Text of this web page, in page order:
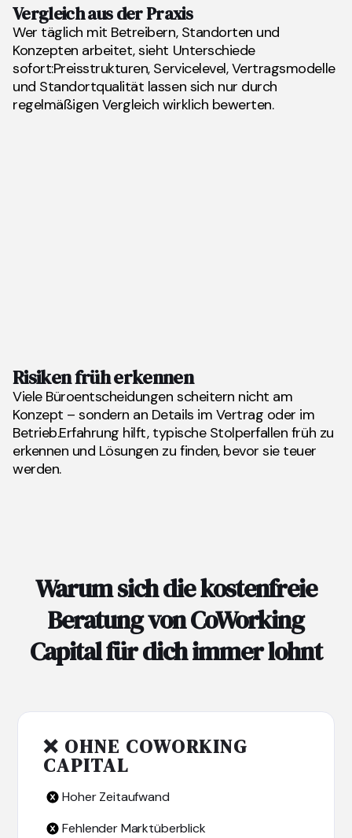
Vergleich aus der Praxis
Wer täglich mit Betreibern, Standorten und
Konzepten arbeitet, sieht Unterschiede
sofort:Preisstrukturen, Servicelevel, Vertragsmodelle
und Standortqualität lassen sich nur durch
regelmäßigen Vergleich wirklich bewerten.
Risiken früh erkennen
Viele Büroentscheidungen scheitern nicht am
Konzept – sondern an Details im Vertrag oder im
Betrieb.Erfahrung hilft, typische Stolperfallen früh zu
erkennen und Lösungen zu finden, bevor sie teuer
werden.
Warum sich die kostenfreie
Beratung von CoWorking
Capital für dich immer lohnt
❌ OHNE COWORKING
CAPITAL
Hoher Zeitaufwand
Fehlender Marktüberblick